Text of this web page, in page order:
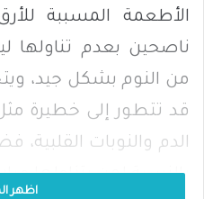
الأطعمة المسببة
ناصحين بعدم
من النوم بشكل جيد،
قد تتطور إلى خطيرة
الدم والنوبات
بالنسبة لمن يتناولها
اظهر